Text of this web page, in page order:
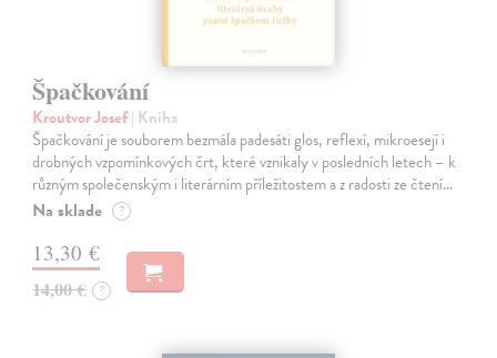
Špačkování
Kroutvor Josef| Kniha
Špačkování je souborem bezmála padesáti glos, reflexí, mikroesejí i
drobných vzpomínkových črt, které vznikaly v posledních letech – k
různým společenským i literárním příležitostem a z radosti ze čtení…
Na sklade ?
13,30 €
14,00 € ?